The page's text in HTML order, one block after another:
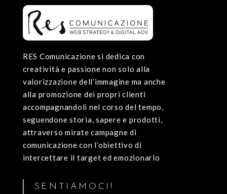
RES Comunicazione si dedica con
creatività e passione non solo alla
valorizzazione dell’immagine ma anche
alla promozione dei propri clienti
accompagnandoli nel corso del tempo,
seguendone storia, sapere e prodotti,
attraverso mirate campagne di
comunicazione con l’obiettivo di
intercettare il target ed emozionarlo
SENTIAMOCI!